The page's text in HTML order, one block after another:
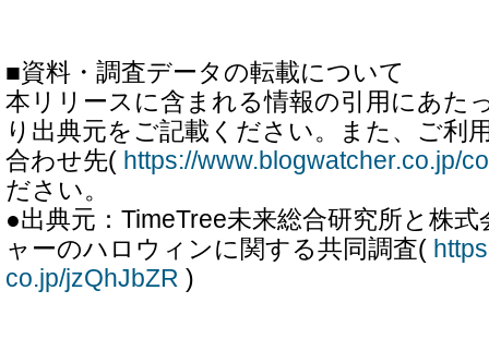
■資料・調査データの転載について
本リリースに含まれる情報の引用にあた
り出典元をご記載ください。また、ご利
合わせ先( https://www.blogwatcher.co.jp/
ださい。
●出典元：TimeTree未来総合研究所と株
ャーのハロウィンに関する共同調査(
co.jp/jzQhJbZR )